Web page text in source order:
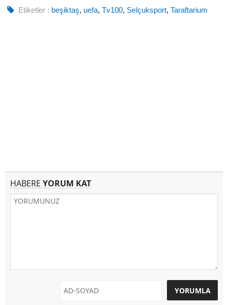
Etiketler : beşiktaş, uefa,Tv100, Selçuksport,Taraftarium
HABERE YORUM KAT